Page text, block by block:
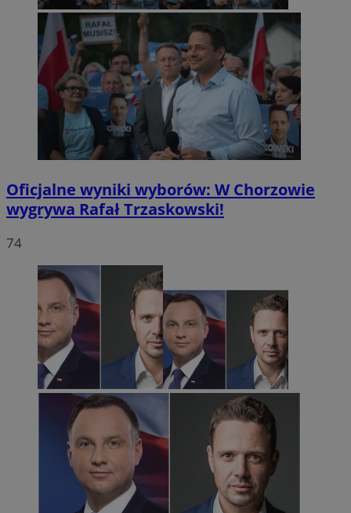
Oficjalne wyniki wyborów: W Chorzowie
wygrywa Rafał Trzaskowski!
74